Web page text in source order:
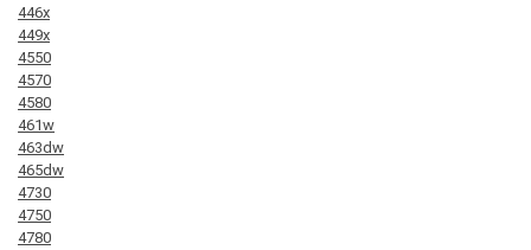
446x
449x
4550
4570
4580
461w
463dw
465dw
4730
4750
4780